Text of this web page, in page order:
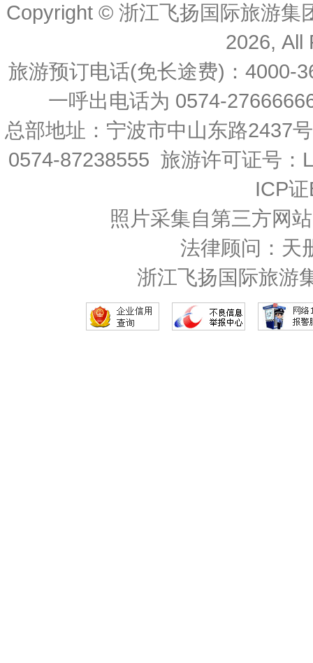
Copyright © 浙江飞扬国际旅游集
2026, All
旅游预订电话(免长途费)：4000-
一呼出电话为 0574-
总部地址：宁波市中山东路2437
0574-87238555 旅游许可证号
ICP
照片采集自第三方网
法律顾问：天
浙江飞扬国际旅游